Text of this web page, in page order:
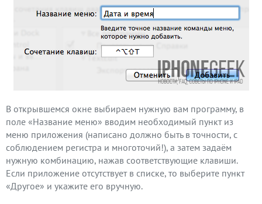
В открывшемся окне выбираем нужную вам программу, в
поле «Название меню» вводим необходимый пункт из
меню приложения (написано должно быть в точности, с
соблюдением регистра и многоточий!), а затем задаём
нужную комбинацию, нажав соответствующие клавиши.
Если приложение отсутствует в списке, то выберите пункт
«Другое» и укажите его вручную.